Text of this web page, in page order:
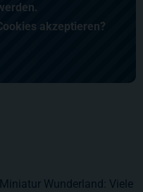
akzeptieren?
Wunderland: Viele